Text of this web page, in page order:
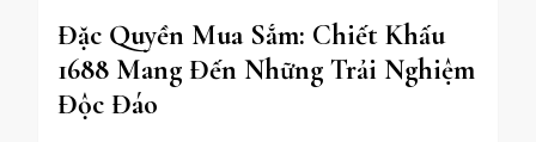
Đặc Quyền Mua Sắm: Chiết Khấu
1688 Mang Đến Những Trải Nghiệm
Độc Đáo